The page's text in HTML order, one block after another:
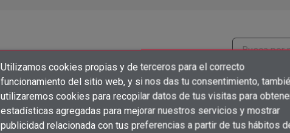
Añadir a la lista de deseos×
Crear lista de deseos ×
Nombre de la lista de deseos
Iniciar sesión ×
Debe iniciar sesión para guardar productos en su lista de deseos.
Utilizamos cookies propias y de terceros para el correcto
funcionamiento del sitio web, y si nos das tu consentimiento,
utilizaremos cookies para recopilar datos de tus visitas para
estadísticas agregadas para mejorar nuestros servicios y mostrar
publicidad relacionada con tus preferencias a partir de tus hábitos
Precio Embalaje
Inicia sesión para ver precios 12 unidad ud